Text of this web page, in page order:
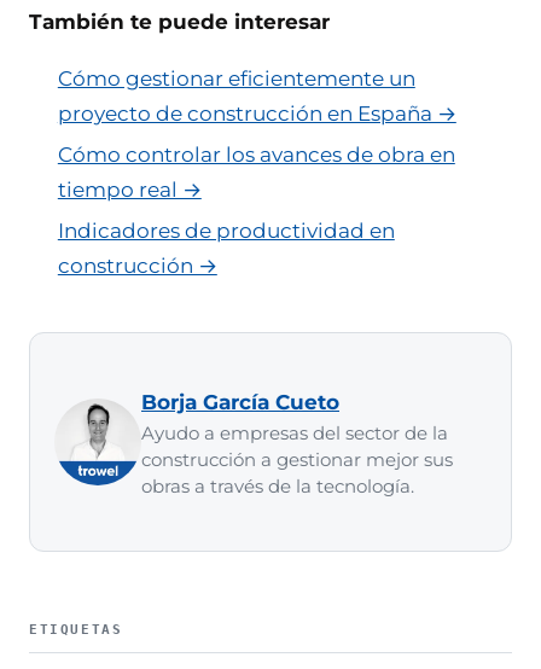
También te puede interesar
Cómo gestionar eficientemente un
proyecto de construcción en España →
Cómo controlar los avances de obra en
tiempo real →
Indicadores de productividad en
construcción →
Borja García Cueto
Ayudo a empresas del sector de la
construcción a gestionar mejor sus
obras a través de la tecnología.
ETIQUETAS